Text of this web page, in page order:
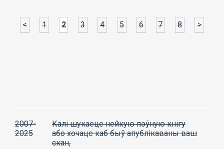
< 1 2 3 4 5 6 7 8 >
2007-
2025
Калі шукаеце нейкую пэўную кнігу
або хочаце каб быў апублікаваны ваш
скан,